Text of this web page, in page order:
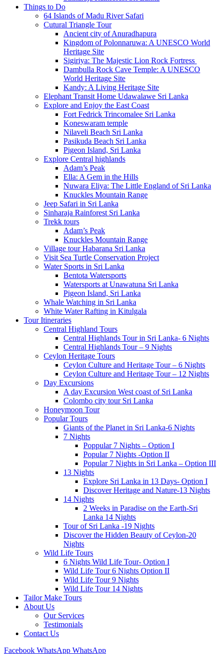
Things to Do
64 Islands of Madu River Safari
Cutural Triangle Tour
Ancient city of Anuradhapura
Kingdom of Polonnaruwa: A UNESCO World
Heritage Site
Sigiriya: The Majestic Lion Rock Fortress
Dambulla Rock Cave Temple: A UNESCO
World Heritage Site
Kandy: A Living Heritage Site
Elephant Transit Home Udawalawe Sri Lanka
Explore and Enjoy the East Coast
Fort Fedrick Trincomalee Sri Lanka
Koneswaram temple
Nilaveli Beach Sri Lanka
Pasikuda Beach Sri Lanka
Pigeon Island, Sri Lanka
Explore Central highlands
Adam’s Peak
Ella: A Gem in the Hills
Nuwara Eliya: The Little England of Sri Lanka
Knuckles Mountain Range
Jeep Safari in Sri Lanka
Sinharaja Rainforest Sri Lanka
Trekk tours
Adam’s Peak
Knuckles Mountain Range
Village tour Habarana Sri Lanka
Visit Sea Turtle Conservation Project
Water Sports in Sri Lanka
Bentota Watersports
Watersports at Unawatuna Sri Lanka
Pigeon Island, Sri Lanka
Whale Watching in Sri Lanka
White Water Rafting in Kitulgala
Tour Itineraries
Central Highland Tours
Central Highlands Tour in Sri Lanka- 6 Nights
Central Highlands Tour – 9 Nights
Ceylon Heritage Tours
Ceylon Culture and Heritage Tour – 6 Nights
Ceylon Culture and Heritage Tour – 12 Nights
Day Excursions
A day Excursion West coast of Sri Lanka
Colombo city tour Sri Lanka
Honeymoon Tour
Popular Tours
Giants of the Planet in Sri Lanka-6 Nights
7 Nights
Poppular 7 Nights – Option I
Popular 7 Nights -Option II
Popular 7 Nights in Sri Lanka – Option III
13 Nights
Explore Sri Lanka in 13 Days- Option I
Discover Heritage and Nature-13 Nights
14 Nights
2 Weeks in Paradise on the Earth-Sri
Lanka 14 Nights
Tour of Sri Lanka -19 Nights
Discover the Hidden Beauty of Ceylon-20
Nights
Wild Life Tours
6 Nights Wild Life Tour- Option I
Wild Life Tour 6 Nights Option II
Wild Life Tour 9 Nights
Wild Life Tour 14 Nights
Tailor Make Tours
About Us
Our Services
Testimonials
Contact Us
Facebook WhatsApp WhatsApp